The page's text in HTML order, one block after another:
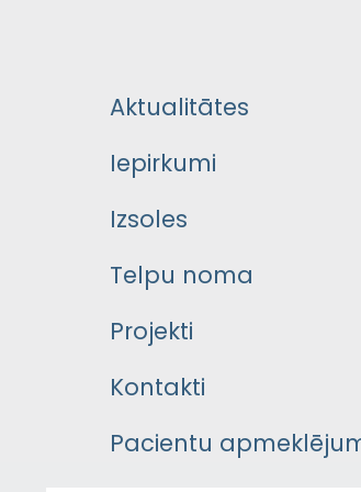
Aktualitātes
Iepirkumi
Izsoles
Telpu noma
Projekti
Kontakti
Pacientu